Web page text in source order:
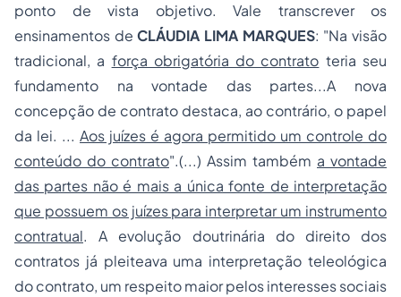
ponto de vista objetivo. Vale transcrever os
ensinamentos deCLÁUDIA LIMA MARQUES: "Na visão
tradicional, a força obrigatória do contrato teria seu
fundamento na vontade das partes...A nova
concepção de contrato destaca, ao contrário, o papel
da lei. ... Aos juízes é agora permitido um controle do
conteúdo do contrato".(...) Assim também a vontade
das partes não é mais a única fonte de interpretação
que possuem os juízes para interpretar um instrumento
contratual. A evolução doutrinária do direito dos
contratos já pleiteava uma interpretação teleológica
do contrato, um respeito maior pelos interesses sociais